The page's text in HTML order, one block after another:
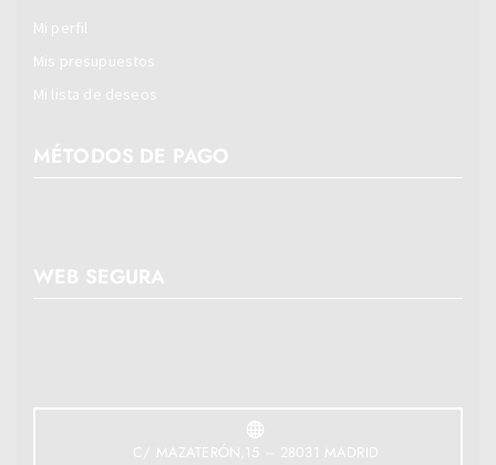
Mi perfil
Mis presupuestos
Mi lista de deseos
MÉTODOS DE PAGO
WEB SEGURA
C/ MAZATERÓN,15 – 28031 MADRID